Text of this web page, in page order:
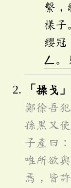
繫，
樣子
纓冠
ㄥ 。
「操戈
鄭徐吾
孫黑又
子產曰
唯所欲
焉，皆